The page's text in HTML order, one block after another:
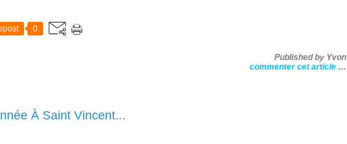
0
Published by Yvon
commenter cet article …
À Saint Vincent...